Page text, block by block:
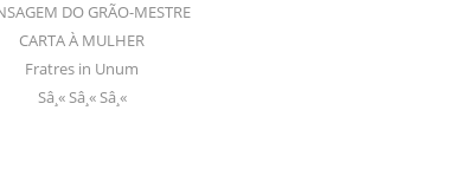
DO GRÃO-MESTRE
CARTA À MULHER
Fratres in Unum
Sâ¸« Sâ¸« Sâ¸«